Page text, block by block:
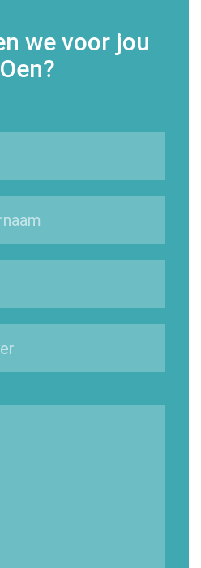
we voor jou